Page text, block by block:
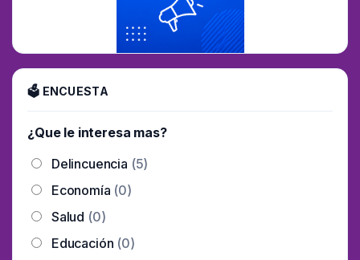
🗳 ENCUESTA
¿Que le interesa mas?
Delincuencia (5)
Economía (0)
Salud (0)
Educación (0)